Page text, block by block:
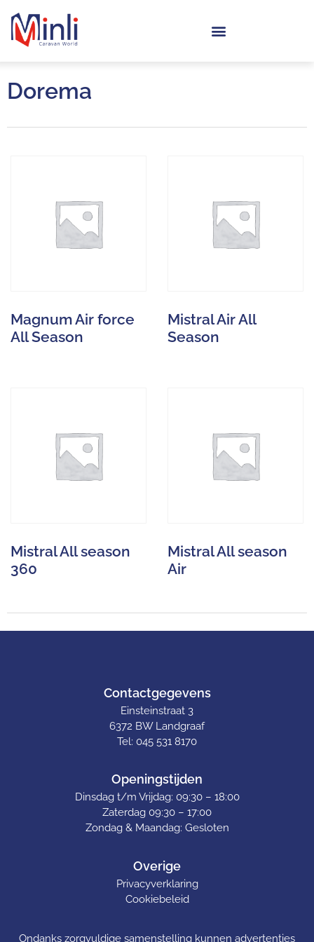
Dorema
Magnum Air force
All Season
Mistral Air All
Season
Mistral All season
360
Mistral All season
Air
Contactgegevens
Einsteinstraat 3
6372 BW Landgraaf
Tel: 045 531 8170
Openingstijden
Dinsdag t/m Vrijdag: 09:30 – 18:00
Zaterdag 09:30 – 17:00
Zondag & Maandag: Gesloten
Overige
Privacyverklaring
Cookiebeleid
Ondanks zorgvuldige samenstelling kunnen advertenties